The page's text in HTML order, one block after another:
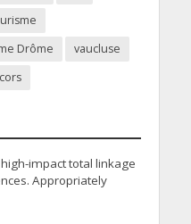
Drôme
vaucluse
impact total linkage
Appropriately